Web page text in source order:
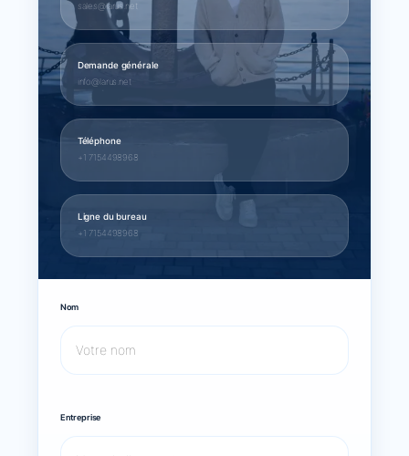
sales@larus.net
Demande générale
info@larus.net
Téléphone
+1 7154498968
Ligne du bureau
+1 7154498968
Nom
Entreprise